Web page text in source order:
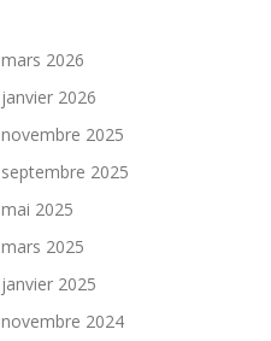
mars 2026
janvier 2026
novembre 2025
septembre 2025
mai 2025
mars 2025
janvier 2025
novembre 2024